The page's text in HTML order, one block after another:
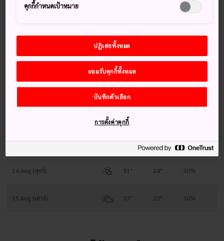
8 Aug (เสาร์) 60%
10 Aug (จันทร์) 29° 23° 40%
11 Aug (อังคาร) 31° 24° 30%
31°
13 Aug (พฤหัสบดี) 32° 24° 30%
14 Aug (ศุกร์) 31° 24° 30%
15 Aug (เสาร์) 33° 23° 30%
คุกกี้กำหนดเป้าหมาย
ปฏิเสธทั้งหมด
ยอมรับคุกกี้ทั้งหมด
บันทึกตัวเลือก
การตั้งค่าคุกกี้